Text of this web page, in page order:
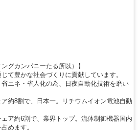
グカンパニーたる所以）】
て豊かな社会づくりに貢献しています。
エネ・省人化の為、日夜自動化技術を磨い
約8割で、日本一。リチウムイオン電池自動
ア約6割で、業界トップ。流体制御機器国内
めます。